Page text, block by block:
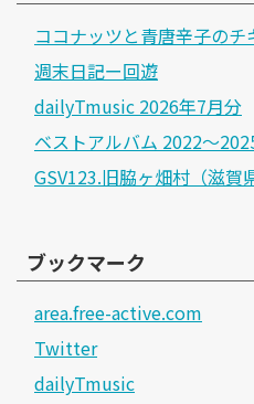
ココナッツと青唐辛子のチ
週末日記ー回遊
dailyTmusic 2026年7月分
ベストアルバム 2022～
GSV123.旧脇ヶ畑村（滋賀
ブックマーク
area.free-active.com
Twitter
dailyTmusic